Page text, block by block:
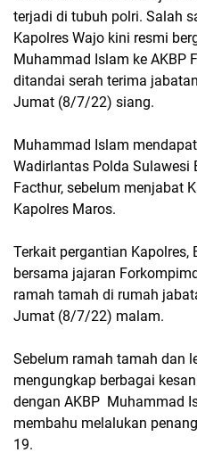
terjadi di tubuh polri. Salah
Kapolres Wajo kini resmi
Muhammad Islam ke AKBP
ditandai serah terima
Jumat (8/7/22) siang.
Muhammad Islam
Wadirlantas Polda Sulawesi
Facthur, sebelum menjabat
Kapolres Maros.
Terkait pergantian
bersama jajaran
ramah tamah di rumah
Jumat (8/7/22) malam.
Sebelum ramah tamah dan
mengungkap berbagai
dengan AKBP Muhammad
membahu melalukan
19.